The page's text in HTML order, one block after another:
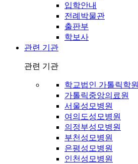
입학안내
전례박물관
출판부
학보사
관련 기관
관련 기관
학교법인 가톨릭학원
가톨릭중앙의료원
서울성모병원
여의도성모병원
의정부성모병원
부천성모병원
은평성모병원
인천성모병원